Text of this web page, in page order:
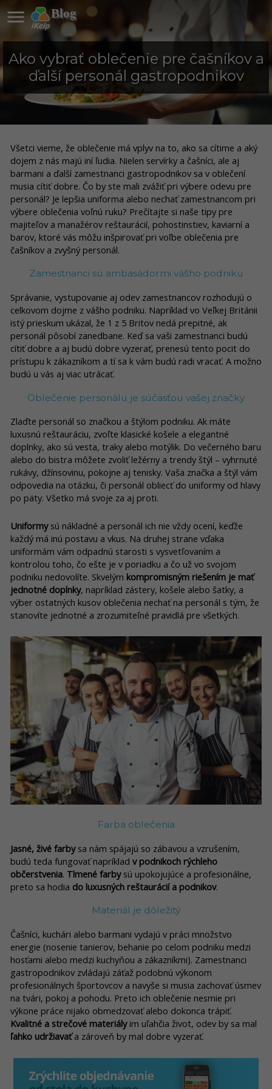
Blog

Ako vybrať oblečenie pre čašníkov a
ďalší personál gastropodnikov
Všetci vieme, že oblečenie má vplyv na to, ako sa cítime a aký
dojem z nás majú iní ľudia. Nielen servírky a čašníci, ale aj
barmani a ďalší zamestnanci gastropodnikov sa v oblečení
musia cítiť dobre. Čo by ste mali zvážiť pri výbere odevu pre
personál? Je lepšia uniforma alebo nechať zamestnancom pri
výbere oblečenia voľnú ruku? Prečítajte si naše tipy pre
majiteľov a manažérov reštaurácií, pohostinstiev, kaviarní a
barov, ktoré vás môžu inšpirovať pri voľbe oblečenia pre
čašníkov a zvyšný personál.
Zamestnanci sú ambasádormi vášho podniku
Správanie, vystupovanie aj odev zamestnancov rozhodujú o
celkovom dojme z vášho podniku. Napríklad vo Veľkej Británii
istý prieskum ukázal, že 1 z 5 Britov nedá prepitné, ak
personál pôsobí zanedbane. Keď sa vaši zamestnanci budú
cítiť dobre a aj budú dobre vyzerať, prenesú tento pocit do
prístupu k zákazníkom a tí sa k vám budú radi vracať. A možno
budú u vás aj viac utrácať.
Oblečenie personálu je súčasťou vašej značky
Zlaďte personál so značkou a štýlom podniku. Ak máte
luxusnú reštauráciu, zvoľte klasické košele a elegantné
doplnky, ako sú vesta, traky alebo motýlik. Do večerného baru
alebo do bistra môžete zvoliť ležérny a trendy štýl – vyhrnuté
rukávy, džínsovinu, pokojne aj tenisky. Vaša značka a štýl vám
odpovedia na otázku, či personál obliecť do uniformy od hlavy
po päty. Všetko má svoje za aj proti.
Uniformysú nákladné a personál ich nie vždy ocení, keďže
každý má inú postavu a vkus. Na druhej strane vďaka
uniformám vám odpadnú starosti s vysvetľovaním a
kontrolou toho, čo ešte je v poriadku a čo už vo svojom
podniku nedovolíte. Skvelým kompromisným riešením je mať
jednotné doplnky, napríklad zástery, košele alebo šatky, a
výber ostatných kusov oblečenia nechať na personál s tým, že
stanovíte jednotné a zrozumiteľné pravidlá pre všetkých.
Farba oblečenia
Jasné, živé farbysa nám spájajú so zábavou a vzrušením,
budú teda fungovať napríklad v podnikoch rýchleho
občerstvenia. Tlmené farbysú upokojujúce a profesionálne,
preto sa hodia do luxusných reštaurácií a podnikov.
Materiál je dôležitý
Čašníci, kuchári alebo barmani vydajú v práci množstvo
energie (nosenie tanierov, behanie po celom podniku medzi
hosťami alebo medzi kuchyňou a zákazníkmi). Zamestnanci
gastropodnikov zvládajú záťaž podobnú výkonom
profesionálnych športovcov a navyše si musia zachovať úsmev
na tvári, pokoj a pohodu. Preto ich oblečenie nesmie pri
výkone práce nijako obmedzovať alebo dokonca trápiť.
Kvalitné a strečové materiályim uľahčia život, odev by sa mal
ľahko udržiavaťa zároveň by mal dobre vyzerať.